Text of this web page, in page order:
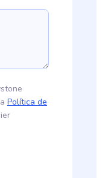
Política de